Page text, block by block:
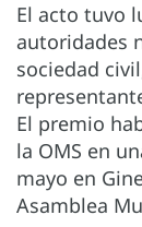
El acto tuvo
autoridades
sociedad
El premio
la OMS en
mayo en
Asamblea